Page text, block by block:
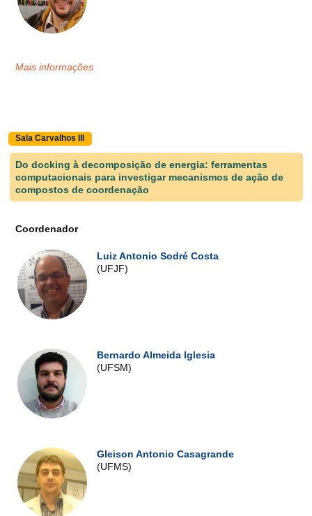
Mais informações
Sala Carvalhos III
Do docking à decomposição de energia: ferramentas
computacionais para investigar mecanismos de ação de
compostos de coordenação
Coordenador
Luiz Antonio Sodré Costa
(UFJF)
Bernardo Almeida Iglesia
(UFSM)
Gleison Antonio Casagrande
(UFMS)